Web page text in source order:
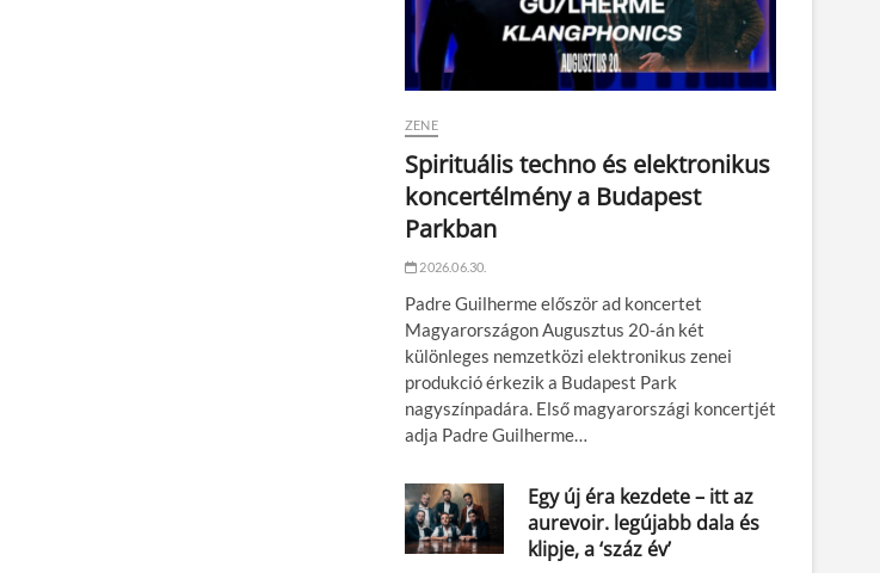
ZENE
Spirituális techno és elektronikus
koncertélmény a Budapest
Parkban
2026.06.30.
Padre Guilherme először ad koncertet
Magyarországon Augusztus 20-án két
különleges nemzetközi elektronikus zenei
produkció érkezik a Budapest Park
nagyszínpadára. Első magyarországi koncertjét
adja Padre Guilherme…
Egy új éra kezdete – itt az
aurevoir. legújabb dala és
klipje, a ‘száz év’